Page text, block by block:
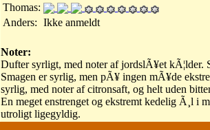
Thomas:
Anders: Ikke anmeldt
Noter:
Dufter syrligt, med noter af jordslÃ¥et kÃ¦lder.
Smagen er syrlig, men pÃ¥ ingen mÃ¥de
syrlig, med noter af citronsaft, og helt uden
En meget enstrenget og ekstremt kedelig Ã¸l
utroligt ligegyldig.